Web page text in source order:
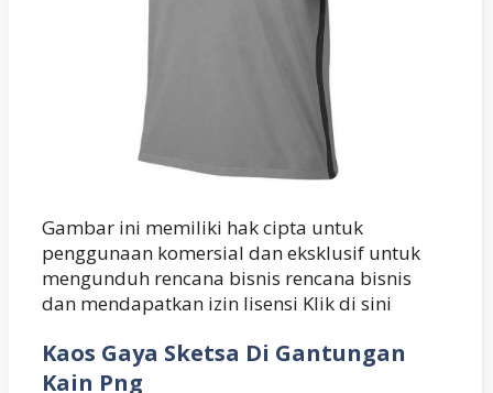
Gambar ini memiliki hak cipta untuk
penggunaan komersial dan eksklusif untuk
mengunduh rencana bisnis rencana bisnis
dan mendapatkan izin lisensi Klik di sini
Kaos Gaya Sketsa Di Gantungan
Kain Png